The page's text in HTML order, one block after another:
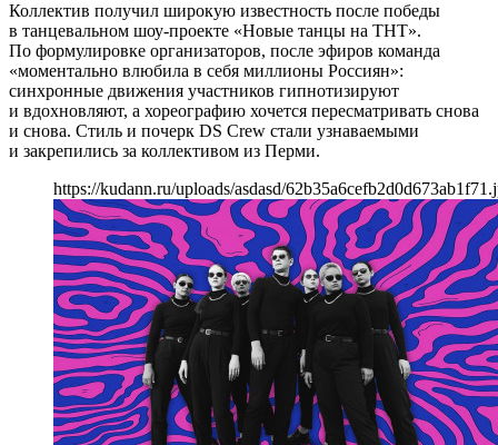
Коллектив получил широкую известность после победы
в танцевальном шоу-проекте «Новые танцы на ТНТ».
По формулировке организаторов, после эфиров команда
«моментально влюбила в себя миллионы Россиян»:
синхронные движения участников гипнотизируют
и вдохновляют, а хореографию хочется пересматривать снова
и снова. Стиль и почерк DS Crew стали узнаваемыми
и закрепились за коллективом из Перми.
https://kudann.ru/uploads/asdasd/